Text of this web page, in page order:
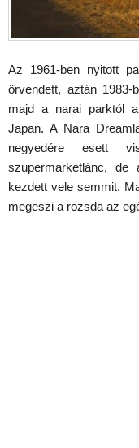
Az 1961-ben nyitott
örvendett, aztán
majd a narai parktól
Japan. A Nara
negyedére esett
szupermarketlánc, de
kezdett vele semmit.
megeszi a rozsda az